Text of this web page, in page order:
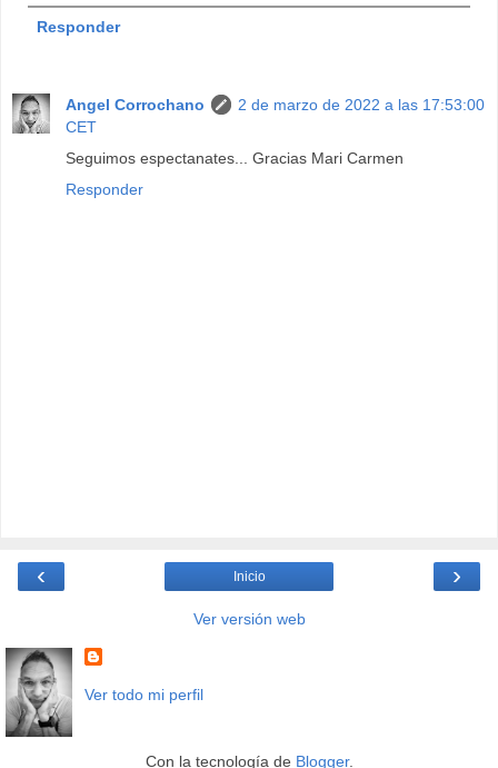
Responder
Angel Corrochano
2 de marzo de 2022 a las 17:53:00
CET
Seguimos espectanates... Gracias Mari Carmen
Responder
‹ ›
Inicio
Ver versión web
Ver todo mi perfil
Con la tecnología de Blogger.